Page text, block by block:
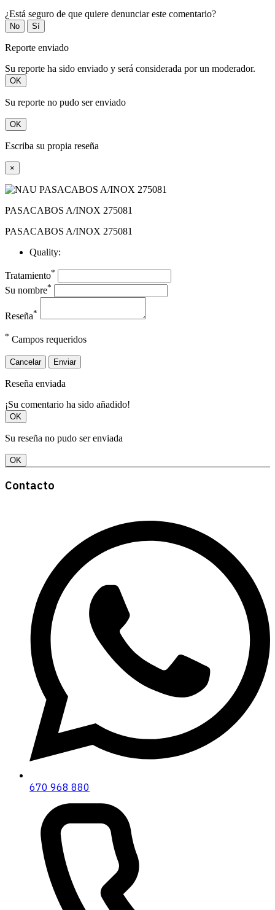
¿Está seguro de que quiere denunciar este comentario?
No Sí
Reporte enviado
Su reporte ha sido enviado y será considerada por un moderador.
OK
Su reporte no pudo ser enviado
OK
Escriba su propia reseña
×
PASACABOS A/INOX 275081
PASACABOS A/INOX 275081
Quality:
Tratamiento*
Su nombre*
Reseña*
* Campos requeridos
Cancelar Enviar
Reseña enviada
¡Su comentario ha sido añadido!
OK
Su reseña no pudo ser enviada
OK
Contacto
670 968 880